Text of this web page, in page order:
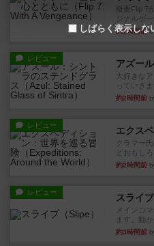
概要Flip
ジナルゲ
約1時間前
レビュー アズー
大好きな
っていきま
約2時間前
レビュー エクス
クラマー
どおもし
約2時間前
レビュー スライプ
メインコ
ます。動
約3時間前
しばらく表示しな